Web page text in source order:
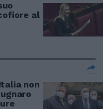
al
non